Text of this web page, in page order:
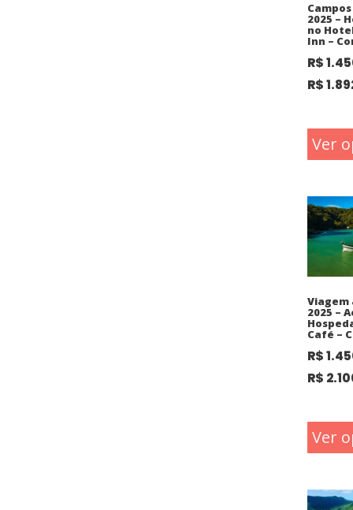
2025 –
no
Inn –
R$
R$
Ver
Viagem
2025 –
Café –
R$
R$
Ver